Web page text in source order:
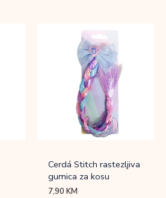
Cerdá Stitch rastezljiva
gumica za kosu
7,90KM